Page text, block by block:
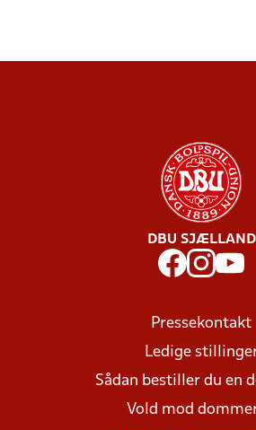
DBU SJÆLLAND
Pressekontakt
Ledige
Sådan bestiller du en
Vold mod